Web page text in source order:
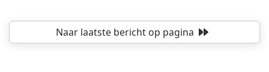
Naar laatste berichtop pagina